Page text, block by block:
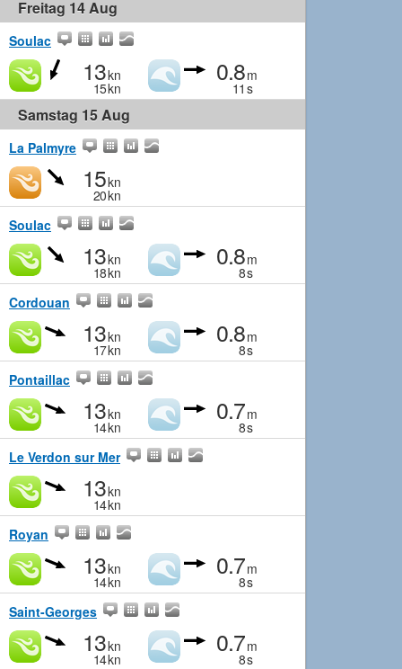
Freitag 14 Aug
Soulac
13kn
15kn
0.8m
11 s
Samstag 15 Aug
La Palmyre
15kn
20kn
Soulac
13kn
18kn
0.8m
8s
Cordouan
13kn
17kn
0.8m
8s
Pontaillac
13kn
14kn
0.7m
8s
Le Verdon sur Mer
13kn
14kn
Royan
13kn
14kn
0.7m
8s
Saint-Georges
13kn
14kn
0.7m
8s